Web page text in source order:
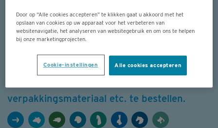
Kleinere hoeveelheden afnamemateriaal
(maximaal 5 bloeddozen) kan je vragen aan
grotere hoeveelheden bloedbuisjes,
verpakkingsmateriaal etc. te bestellen.
Door op “Alle cookies accepteren” te klikken gaat u akkoord met het
opslaan van cookies op uw apparaat voor het verbeteren van
websitenavigatie, het analyseren van websitegebruik en om ons te helpen
bij onze marketingprojecten.
Alle cookies accepteren
Cookie-instellingen